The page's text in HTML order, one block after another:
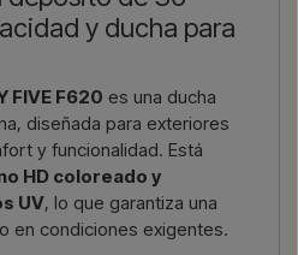
así como la dirección de
una oferta.
→ Llámenos →
y ducha para
FIVE F620 es una ducha
diseñada para exteriores
y funcionalidad. Está
HD coloreado y
UV, lo que garantiza una
en condiciones exigentes.